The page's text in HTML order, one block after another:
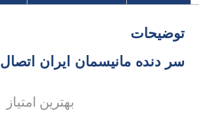
توضیحات
سر دنده مانیسمان ایران اتصال
بهترین امتیاز